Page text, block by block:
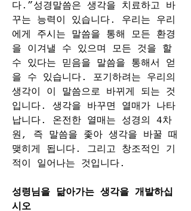
다.”성경말씀은 생각을 치료하고 바
꾸는 능력이 있습니다. 우리는 우리
에게 주시는 말씀을 통해 모든 환경
을 이겨낼 수 있으며 모든 것을 할
수 있다는 믿음을 말씀을 통해서 얻
을 수 있습니다. 포기하려는 우리의
생각이 이 말씀으로 바뀌게 되는 것
입니다. 생각을 바꾸면 열매가 나타
납니다. 온전한 열매는 성경의 4차
원, 즉 말씀을 좇아 생각을 바꿀 때
맺히게 됩니다. 그리고 창조적인 기
적이 일어나는 것입니다.
성령님을 닮아가는 생각을 개발하십
시오